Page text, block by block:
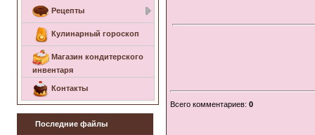
Рецепты
Кулинарный гороскоп
Магазин кондитерского
инвентаря
Контакты
Последние файлы
Всего комментариев: 0